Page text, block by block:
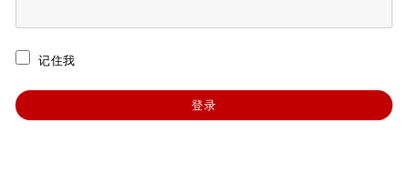
记住我